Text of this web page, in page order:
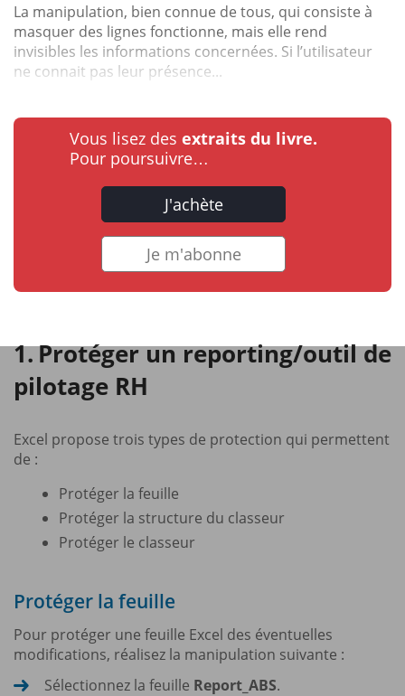
La manipulation, bien connue de tous, qui consiste à
masquer des lignes fonctionne, mais elle rend
invisibles les informations concernées. Si l’utilisateur
ne connait pas leur présence...
Vous lisez des extraits du livre.
Pour poursuivre…
J'achète
Je m'abonne
Protéger un reporting/outil de
pilotage RH
Excel propose trois types de protection qui permettent
de :
Protéger la feuille
Protéger la structure du classeur
Protéger le classeur
Protéger la feuille
Pour protéger une feuille Excel des éventuelles
modifications, réalisez la manipulation suivante :
Sélectionnez la feuille Report_ABS.